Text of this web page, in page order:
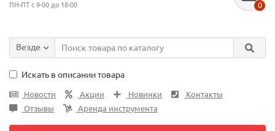
ПН-ПТ с 9-00 до 18-00 0
Везде
Искать в описании товара
Новости Акции Новинки
Контакты
Отзывы
Аренда инструмента